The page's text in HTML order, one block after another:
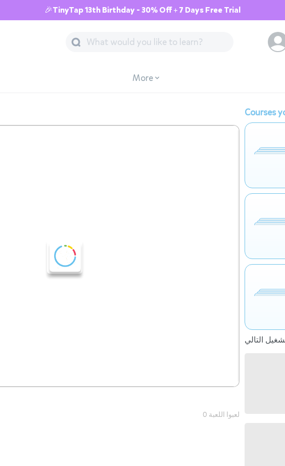
🎉TinyTap 13th Birthday - 30% Off + 7 Days Free Trial
More
0 لعبوا اللعبة
Courses